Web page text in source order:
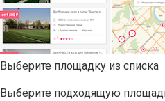
Выберите площадку из списка
Выберите подходящую